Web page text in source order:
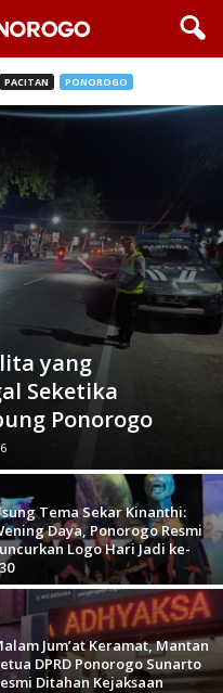
PACITAN PONOROGO
yang
Seketika
Ponorogo
Tema Sekar Kinanthi:
Daya, Ponorogo Resmi
Logo Hari Jadi ke-
Jum’at Keramat, Mantan
DPRD Ponorogo Sunarto
Ditahan Kejaksaan